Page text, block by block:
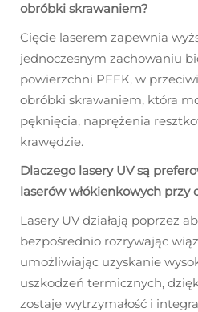
obróbki skrawaniem?
Cięcie laserem zapewnia
jednoczesnym zachowaniu
powierzchni PEEK, w
obróbki skrawaniem, która
pęknięcia, naprężenia
krawędzie.
Dlaczego lasery UV są
laserów włókienkowych przy
Lasery UV działają poprzez
bezpośrednio rozrywając
umożliwiając uzyskanie
uszkodzeń termicznych,
zostaje wytrzymałość i